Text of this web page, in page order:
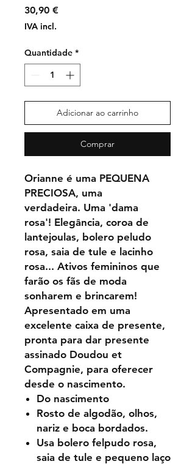
30,90 €Preço
IVA incl.
Quantidade *
Adicionar ao carrinho
Comprar
Orianne é uma PEQUENA
PRECIOSA, uma
verdadeira. Uma 'dama
rosa'! Elegância, coroa de
lantejoulas, bolero peludo
rosa, saia de tule e lacinho
rosa... Ativos femininos que
farão os fãs de moda
sonharem e brincarem!
Apresentado em uma
excelente caixa de presente,
pronta para dar presente
assinado Doudou et
Compagnie, para oferecer
desde o nascimento.
Do nascimento
Rosto de algodão, olhos,
nariz e boca bordados.
Usa bolero felpudo rosa,
saia de tule e pequeno laço